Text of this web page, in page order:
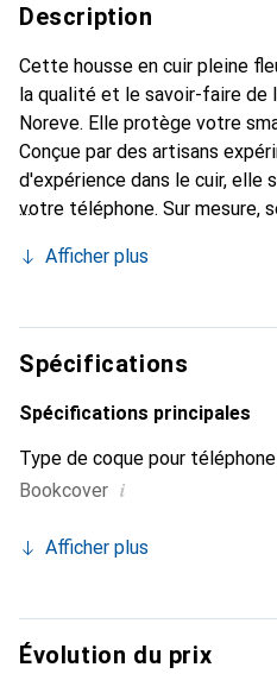
Description
Cette housse en cuir pleine
la qualité et le savoir-faire de
Noreve. Elle protège votre
Conçue par des artisans
d'expérience dans le cuir, elle
votre téléphone. Sur mesure,
l'accessoire chic et
ses produits de haute qualité
pour une clientèle exigeante.
Afficher plus
Spécifications
Spécifications principales
Type de coque pour
Bookcover i
Afficher plus
Évolution du prix